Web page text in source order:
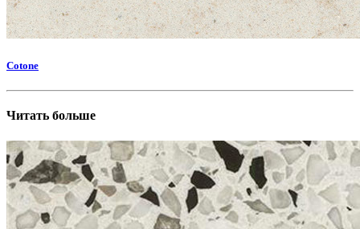
Cotone
Читать больше